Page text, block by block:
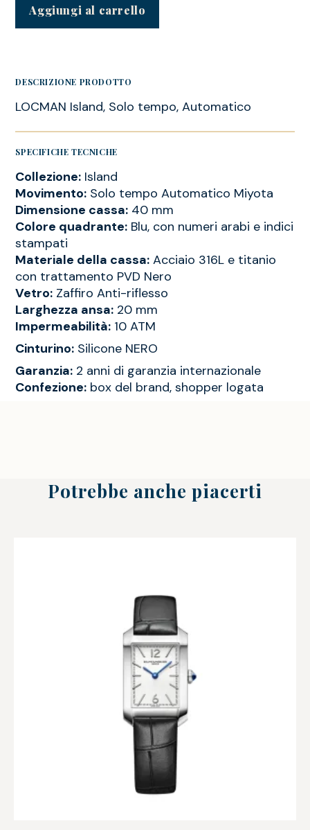
Aggiungi al carrello
DESCRIZIONE PRODOTTO
LOCMAN Island, Solo tempo, Automatico
SPECIFICHE TECNICHE
Collezione: Island
Movimento: Solo tempo Automatico Miyota
Dimensione cassa: 40 mm
Colore quadrante: Blu, con numeri arabi e indici
stampati
Materiale della cassa: Acciaio 316L e titanio
con trattamento PVD Nero
Vetro: Zaffiro Anti-riflesso
Larghezza ansa: 20 mm
Impermeabilità: 10 ATM
Cinturino: Silicone NERO
Garanzia: 2 anni di garanzia internazionale
Confezione: box del brand, shopper logata
Potrebbe anche piacerti